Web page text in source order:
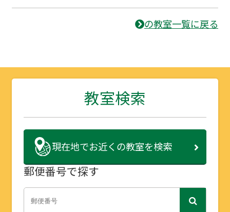
の教室一覧に戻る
教室検索
現在地でお近くの教室を検索
郵便番号で探す